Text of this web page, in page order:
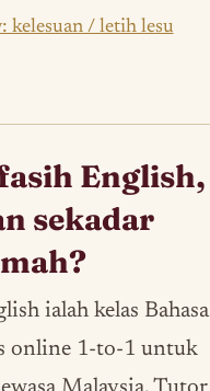
kelesuan / letih lesu
English,
sekadar
ialah kelas Bahasa
online 1-to-1 untuk